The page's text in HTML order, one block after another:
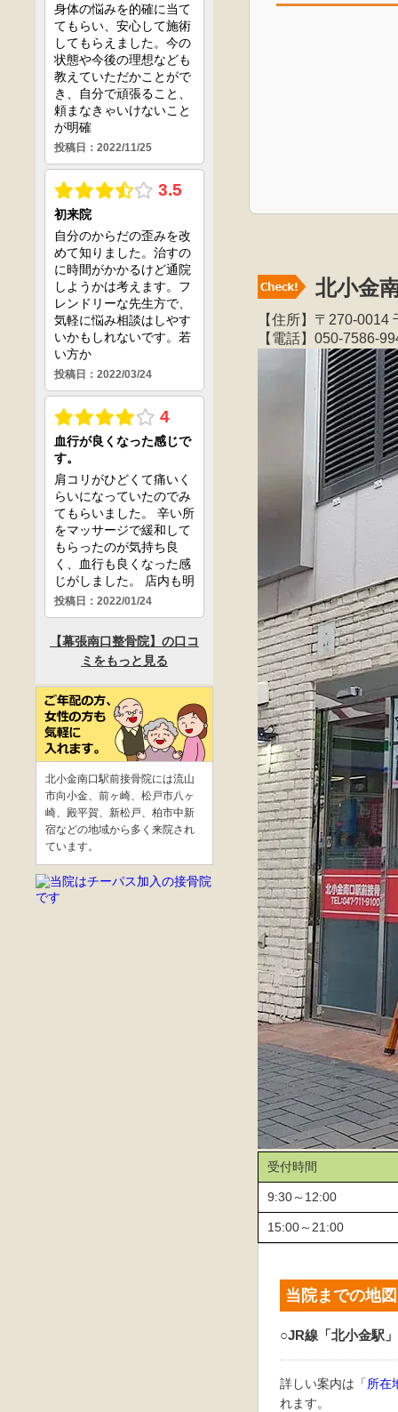
北小金
【住所】〒270-
【電話】050-7586-
受付時間
9:30～12:00
15:00～21:00
当院までの地図
○JR線「北小金駅
詳しい案内は「所在
れます。
北小金南口駅前接骨院には流山
市向小金、前ヶ崎、松戸市八ヶ
崎、殿平賀、新松戸、柏市中新
宿などの地域から多く来院され
ています。